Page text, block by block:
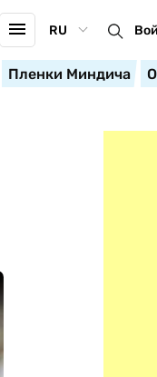
RU
Пленки Миндича